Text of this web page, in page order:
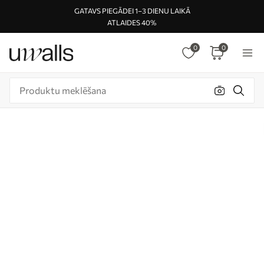
GATAVS PIEGĀDEI 1–3 DIENU LAIKĀ
ATLAIDES 40%
0 0